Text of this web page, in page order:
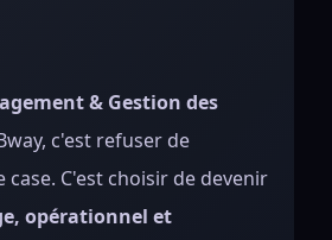
& Gestion des
c'est refuser de
C'est choisir de devenir
opérationnel et